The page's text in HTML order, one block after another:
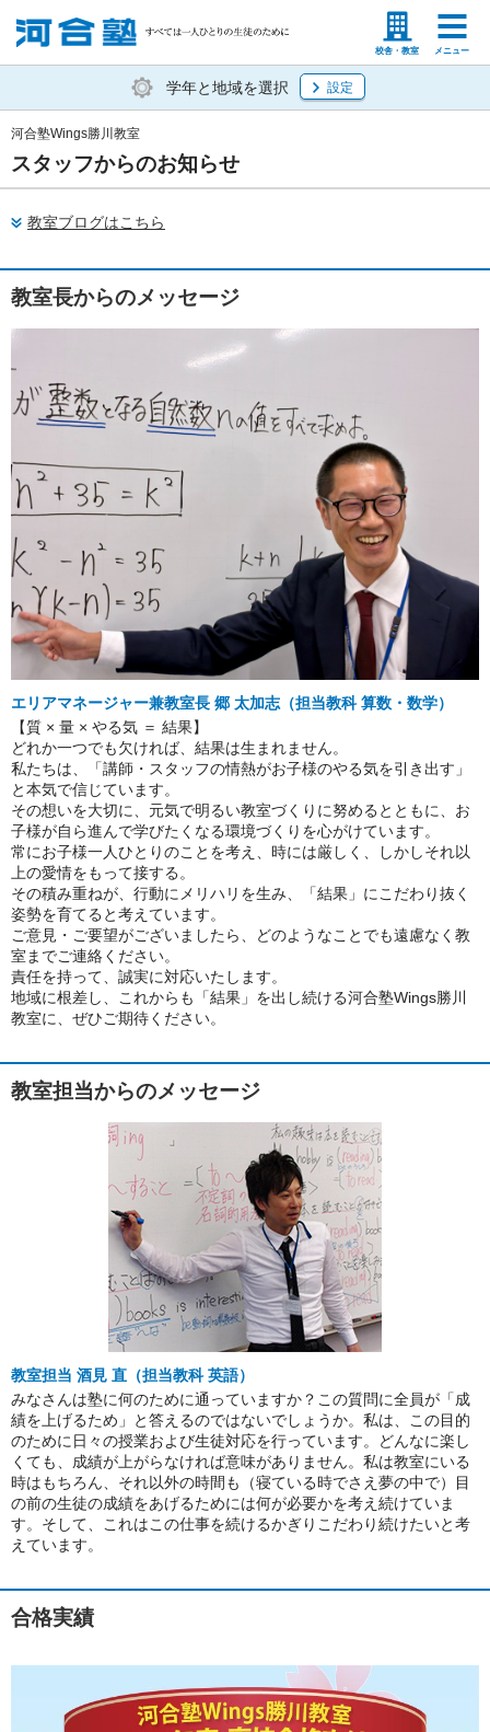
校舎・教室 メニュー
塾生の方 高等学校の先生
学年と地域を選択 設定
スタッフからのお知らせ
河合塾Wings勝川教室
教室ブログはこちら
教室長からのメッセージ
エリアマネージャー兼教室長 郷 太加志（担当教科 算数・数学）
【質 × 量 × やる気 ＝ 結果】
どれか一つでも欠ければ、結果は生まれません。
私たちは、「講師・スタッフの情熱がお子様のやる気を引き出す」
と本気で信じています。
その想いを大切に、元気で明るい教室づくりに努めるとともに、お
子様が自ら進んで学びたくなる環境づくりを心がけています。
常にお子様一人ひとりのことを考え、時には厳しく、しかしそれ以
上の愛情をもって接する。
その積み重ねが、行動にメリハリを生み、「結果」にこだわり抜く
姿勢を育てると考えています。
ご意見・ご要望がございましたら、どのようなことでも遠慮なく教
室までご連絡ください。
責任を持って、誠実に対応いたします。
地域に根差し、これからも「結果」を出し続ける河合塾Wings勝川
教室に、ぜひご期待ください。
教室担当からのメッセージ
教室担当 酒見 直（担当教科 英語）
みなさんは塾に何のために通っていますか？この質問に全員が「成
績を上げるため」と答えるのではないでしょうか。私は、この目的
のために日々の授業および生徒対応を行っています。どんなに楽し
くても、成績が上がらなければ意味がありません。私は教室にいる
時はもちろん、それ以外の時間も（寝ている時でさえ夢の中で）目
の前の生徒の成績をあげるためには何が必要かを考え続けていま
す。そして、これはこの仕事を続けるかぎりこだわり続けたいと考
えています。
合格実績